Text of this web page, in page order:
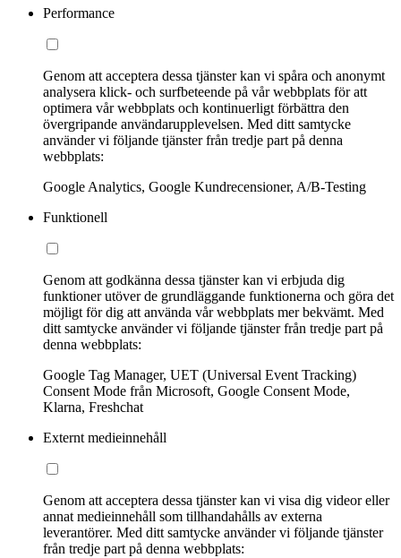
Performance
Genom att acceptera dessa tjänster kan vi spåra och anonymt
analysera klick- och surfbeteende på vår webbplats för att
optimera vår webbplats och kontinuerligt förbättra den
övergripande användarupplevelsen. Med ditt samtycke
använder vi följande tjänster från tredje part på denna
webbplats:
Google Analytics, Google Kundrecensioner, A/B-Testing
Funktionell
Genom att godkänna dessa tjänster kan vi erbjuda dig
funktioner utöver de grundläggande funktionerna och göra det
möjligt för dig att använda vår webbplats mer bekvämt. Med
ditt samtycke använder vi följande tjänster från tredje part på
denna webbplats:
Google Tag Manager, UET (Universal Event Tracking)
Consent Mode från Microsoft, Google Consent Mode,
Klarna, Freshchat
Externt medieinnehåll
Genom att acceptera dessa tjänster kan vi visa dig videor eller
annat medieinnehåll som tillhandahålls av externa
leverantörer. Med ditt samtycke använder vi följande tjänster
från tredje part på denna webbplats: